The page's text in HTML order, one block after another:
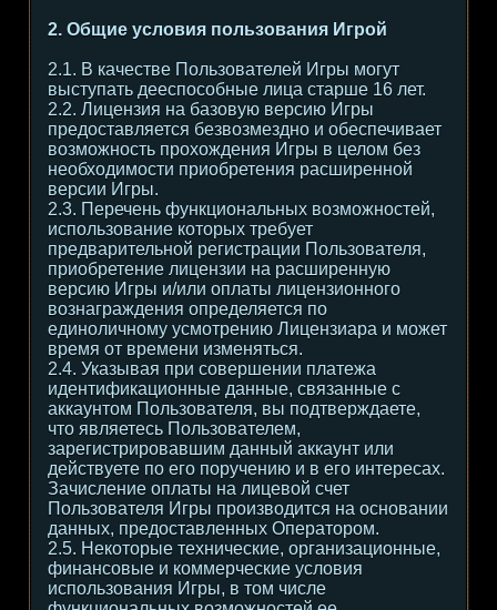
2. Общие условия пользования Игрой
2.1. В качестве Пользователей Игры могут
выступать дееспособные лица старше 16 лет.
2.2. Лицензия на базовую версию Игры
предоставляется безвозмездно и обеспечивает
возможность прохождения Игры в целом без
необходимости приобретения расширенной
версии Игры.
2.3. Перечень функциональных возможностей,
использование которых требует
предварительной регистрации Пользователя,
приобретение лицензии на расширенную
версию Игры и/или оплаты лицензионного
вознаграждения определяется по
единоличному усмотрению Лицензиара и может
время от времени изменяться.
2.4. Указывая при совершении платежа
идентификационные данные, связанные с
аккаунтом Пользователя, вы подтверждаете,
что являетесь Пользователем,
зарегистрировавшим данный аккаунт или
действуете по его поручению и в его интересах.
Зачисление оплаты на лицевой счет
Пользователя Игры производится на основании
данных, предоставленных Оператором.
2.5. Некоторые технические, организационные,
финансовые и коммерческие условия
использования Игры, в том числе